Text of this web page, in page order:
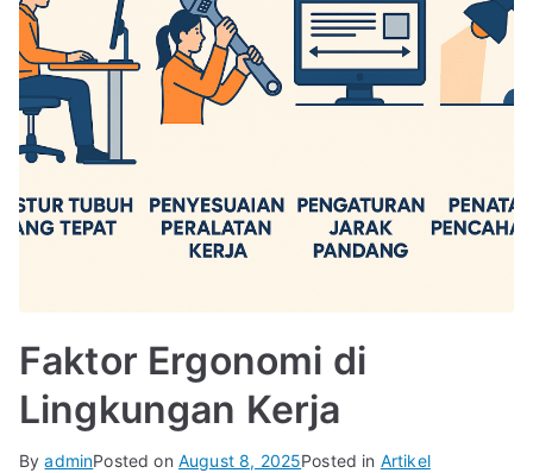
Faktor Ergonomi di
Lingkungan Kerja
ByadminPosted on August 8, 2025Posted in Artikel